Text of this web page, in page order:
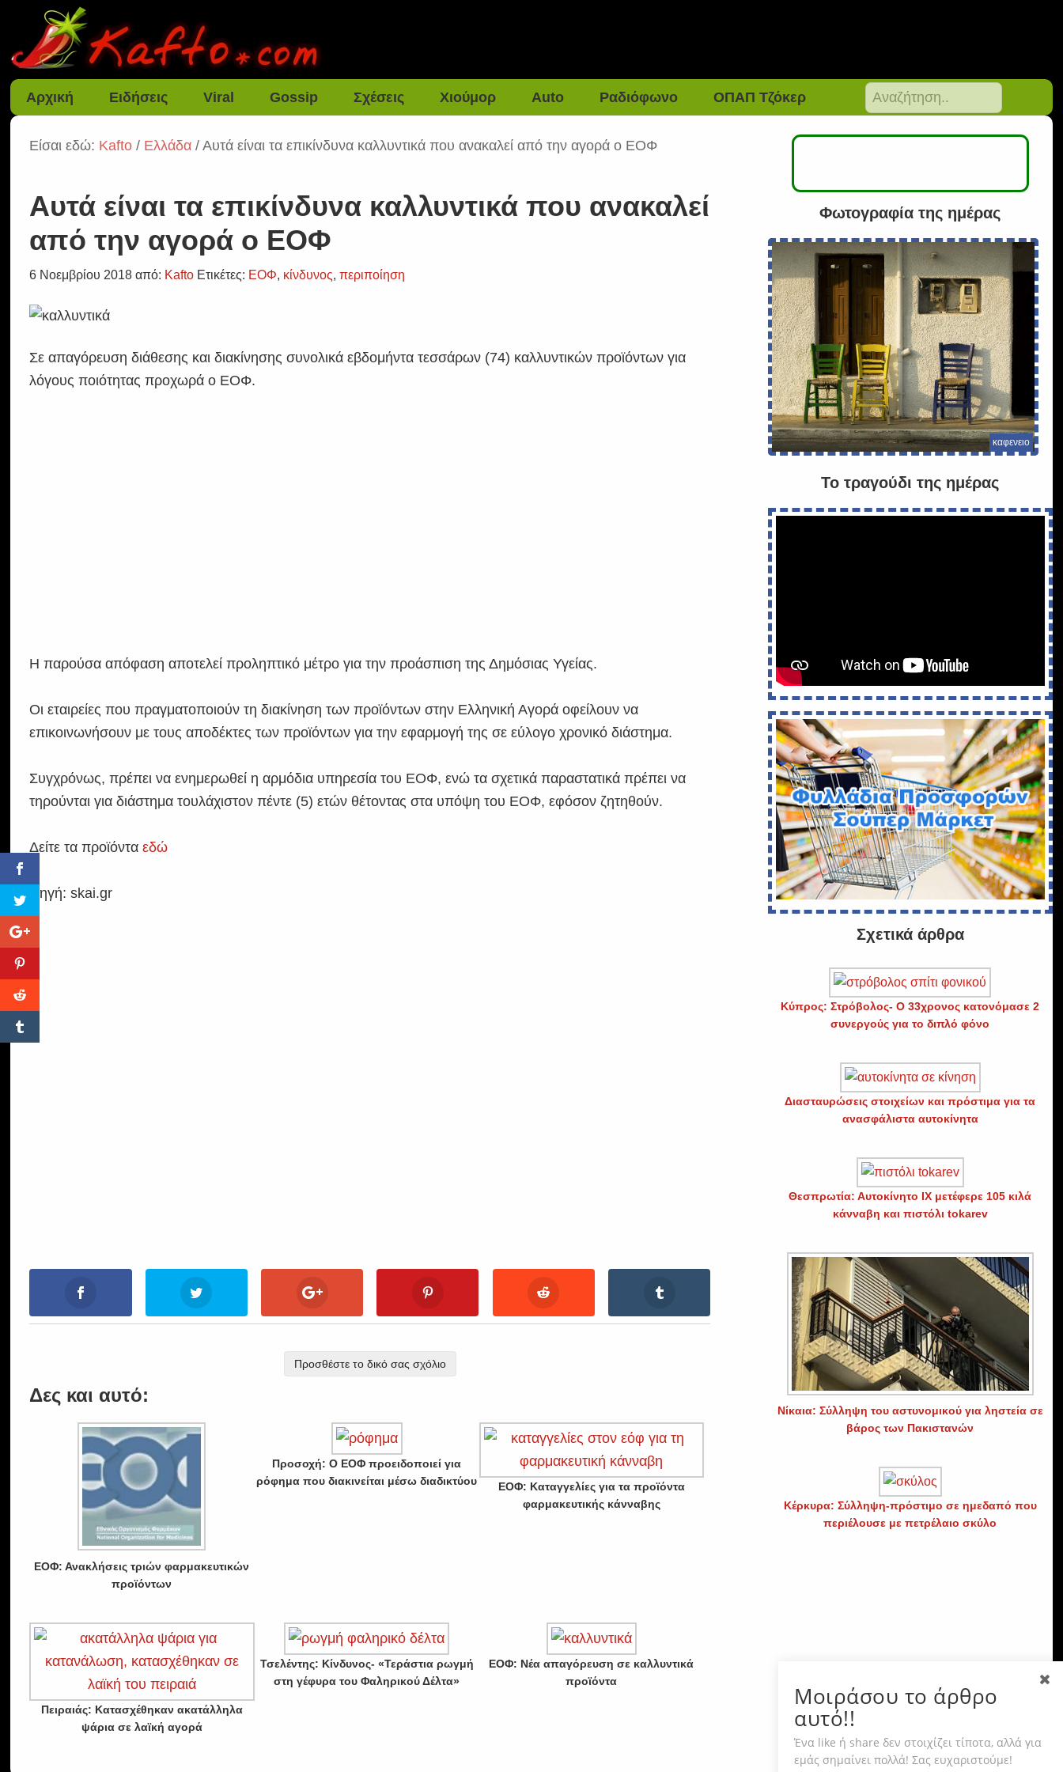
Αρχική Ειδήσεις Viral Gossip Σχέσεις Χιούμορ Auto Ραδιόφωνο ΟΠΑΠ Τζόκερ
Είσαι εδώ: Kafto / Ελλάδα / Αυτά είναι τα επικίνδυνα καλλυντικά που ανακαλεί από την αγορά ο ΕΟΦ
Αυτά είναι τα επικίνδυνα καλλυντικά που ανακαλεί
από την αγορά ο ΕΟΦ
6 Νοεμβρίου 2018 από: Kafto Ετικέτες: ΕΟΦ, κίνδυνος,περιποίηση
Σε απαγόρευση διάθεσης και διακίνησης συνολικά εβδομήντα τεσσάρων (74) καλλυντικών προϊόντων για
λόγους ποιότητας προχωρά ο ΕΟΦ.
Η παρούσα απόφαση αποτελεί προληπτικό μέτρο για την προάσπιση της Δημόσιας Υγείας.
Οι εταιρείες που πραγματοποιούν τη διακίνηση των προϊόντων στην Ελληνική Αγορά οφείλουν να
επικοινωνήσουν με τους αποδέκτες των προϊόντων για την εφαρμογή της σε εύλογο χρονικό διάστημα.
Συγχρόνως, πρέπει να ενημερωθεί η αρμόδια υπηρεσία του ΕΟΦ, ενώ τα σχετικά παραστατικά πρέπει να
τηρούνται για διάστημα τουλάχιστον πέντε (5) ετών θέτοντας στα υπόψη του ΕΟΦ, εφόσον ζητηθούν.
Δείτε τα προϊόνταεδώ
Πηγή: skai.gr
Προσθέστε το δικό σας σχόλιο
Δες και αυτό:
ΕΟΦ: Ανακλήσεις τριών φαρμακευτικών
προϊόντων
Προσοχή: Ο ΕΟΦ προειδοποιεί για
ρόφημα που διακινείται μέσω διαδικτύου
ΕΟΦ: Καταγγελίες για τα προϊόντα
φαρμακευτικής κάνναβης
Πειραιάς: Κατασχέθηκαν ακατάλληλα
ψάρια σε λαϊκή αγορά
Τσελέντης: Κίνδυνος- «Τεράστια ρωγμή
στη γέφυρα του Φαληρικού Δέλτα»
ΕΟΦ: Νέα απαγόρευση σε καλλυντικά
προϊόντα
Φωτογραφία της ημέρας
καφενειο
Το τραγούδι της ημέρας
Σχετικά άρθρα
Κύπρος: Στρόβολος- Ο 33χρονος κατονόμασε 2
συνεργούς για το διπλό φόνο
Διασταυρώσεις στοιχείων και πρόστιμα για τα
ανασφάλιστα αυτοκίνητα
Θεσπρωτία: Αυτοκίνητο ΙΧ μετέφερε 105 κιλά
κάνναβη και πιστόλι tokarev
Νίκαια: Σύλληψη του αστυνομικού για ληστεία σε
βάρος των Πακιστανών
Κέρκυρα: Σύλληψη-πρόστιμο σε ημεδαπό που
περιέλουσε με πετρέλαιο σκύλο
Μοιράσου το άρθρο
αυτό!!
Ένα like ή share δεν στοιχίζει τίποτα, αλλά για
εμάς σημαίνει πολλά! Σας ευχαριστούμε!